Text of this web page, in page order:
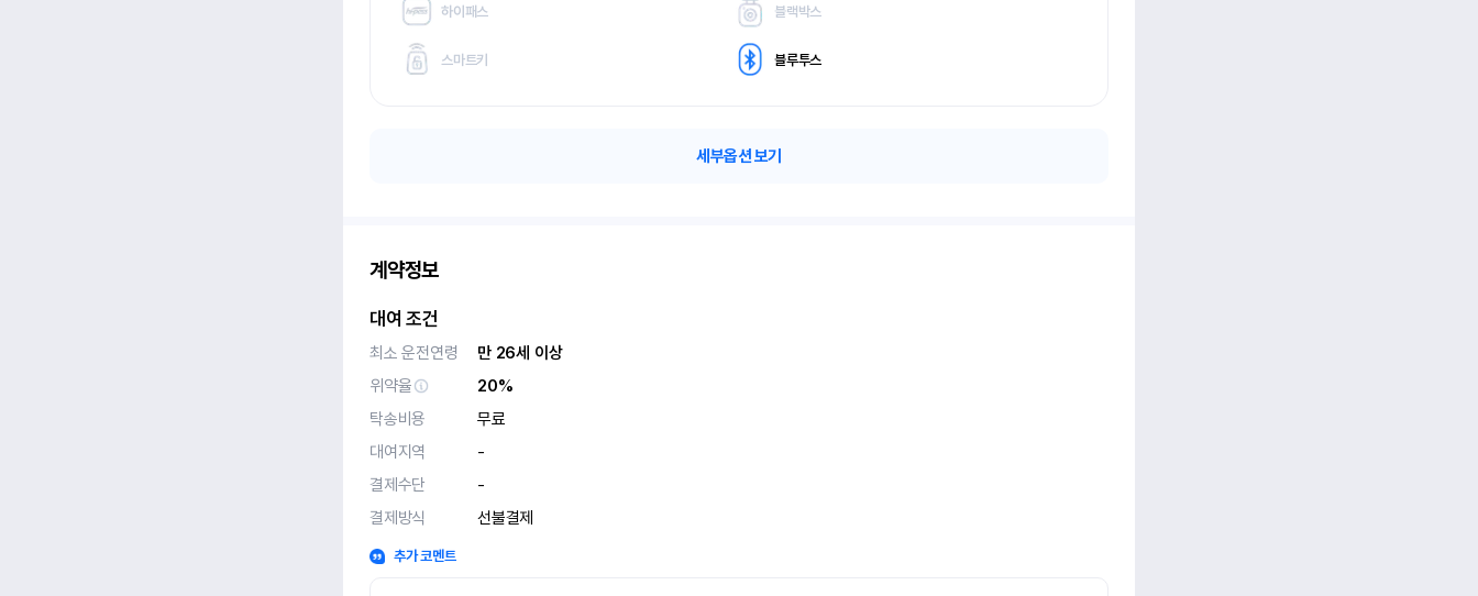
하이패스 블랙박스
스마트키 블루투스
세부옵션 보기
계약정보
대여 조건
최소 운전연령
만 26세 이상
위약율
20%
탁송비용
무료
대여지역
-
결제수단
-
결제방식
선불결제
추가 코멘트